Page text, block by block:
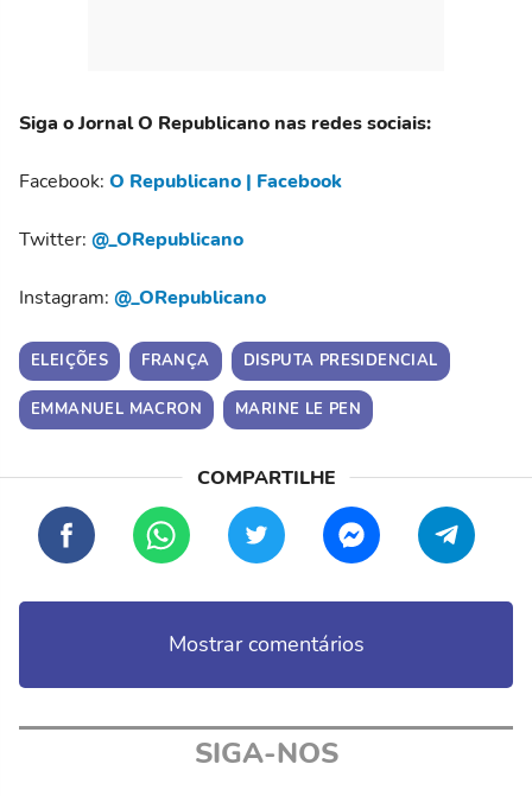
Siga o Jornal O Republicano nas redes sociais:
Facebook: O Republicano | Facebook
Twitter: @_ORepublicano
Instagram: @_ORepublicano
ELEIÇÕES FRANÇA DISPUTA PRESIDENCIAL
EMMANUEL MACRON MARINE LE PEN
Mostrar comentários
SIGA-NOS